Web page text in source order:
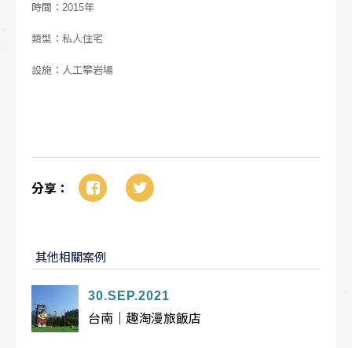
時間：2015年
類型：私人住宅
設施：人工攀岩場
分享：
其他相關案例
30.SEP.2021
台南｜趣淘漫旅飯店